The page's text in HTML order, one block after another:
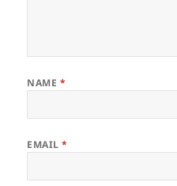
NAME *
EMAIL*